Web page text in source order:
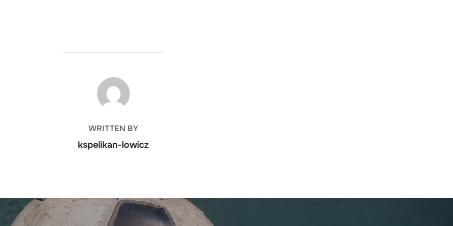
POST AUTHOR
WRITTEN BY
kspelikan-lowicz